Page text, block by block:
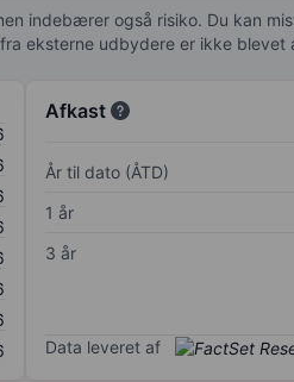
indebærer også risiko. Du kan
eksterne udbydere er ikke
Afkast
År til dato (ÅTD)
1 år
3 år
Data leveret af